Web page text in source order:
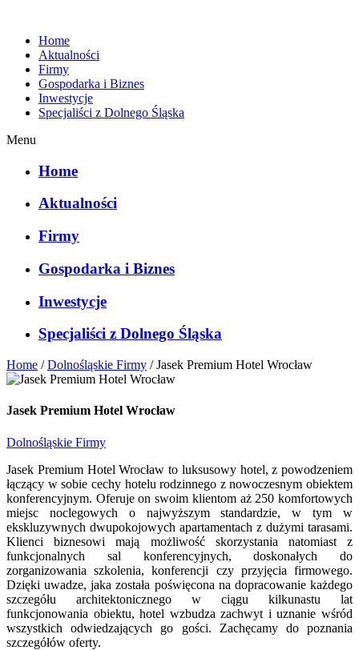
Home
Aktualności
Firmy
Gospodarka i Biznes
Inwestycje
Specjaliści z Dolnego Śląska
Menu
Home
Aktualności
Firmy
Gospodarka i Biznes
Inwestycje
Specjaliści z Dolnego Śląska
Home /Dolnośląskie Firmy /Jasek Premium Hotel Wrocław
Jasek Premium Hotel Wrocław
Dolnośląskie Firmy
Jasek Premium Hotel Wrocław to luksusowy hotel, z powodzeniem
łączący w sobie cechy hotelu rodzinnego z nowoczesnym obiektem
konferencyjnym. Oferuje on swoim klientom aż 250 komfortowych
miejsc noclegowych o najwyższym standardzie, w tym w
ekskluzywnych dwupokojowych apartamentach z dużymi tarasami.
Klienci biznesowi mają możliwość skorzystania natomiast z
funkcjonalnych sal konferencyjnych, doskonałych do
zorganizowania szkolenia, konferencji czy przyjęcia firmowego.
Dzięki uwadze, jaka została poświęcona na dopracowanie każdego
szczegółu architektonicznego w ciągu kilkunastu lat
funkcjonowania obiektu, hotel wzbudza zachwyt i uznanie wśród
wszystkich odwiedzających go gości. Zachęcamy do poznania
szczegółów oferty.